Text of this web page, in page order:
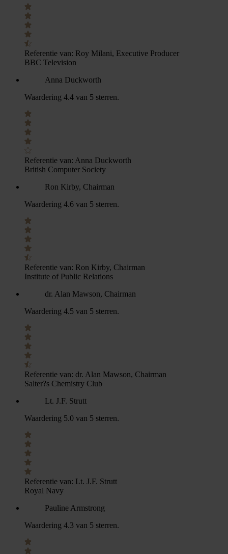
Referentie van: Roy Milani, Executive Producer
BBC Television
Anna Duckworth
Waardering 4.4 van 5 sterren.
Referentie van: Anna Duckworth
British Computer Society
Ron Kirby, Chairman
Waardering 4.6 van 5 sterren.
Referentie van: Ron Kirby, Chairman
Institute of Public Relations
dr. Alan Mawson, Chairman
Waardering 4.5 van 5 sterren.
Referentie van: dr. Alan Mawson, Chairman
Salter?s Chemistry Club
Lt. J.F. Strutt
Waardering 5.0 van 5 sterren.
Referentie van: Lt. J.F. Strutt
Royal Navy
Pauline Armstrong
Waardering 4.3 van 5 sterren.